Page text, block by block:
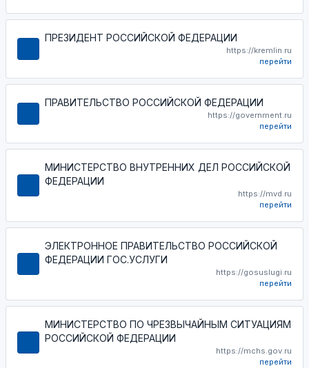
ПРЕЗИДЕНТ РОССИЙСКОЙ ФЕДЕРАЦИИ
https://kremlin.ru
перейти
ПРАВИТЕЛЬСТВО РОССИЙСКОЙ ФЕДЕРАЦИИ
https://government.ru
перейти
МИНИСТЕРСТВО ВНУТРЕННИХ ДЕЛ РОССИЙСКОЙ
ФЕДЕРАЦИИ
https://mvd.ru
перейти
ЭЛЕКТРОННОЕ ПРАВИТЕЛЬСТВО РОССИЙСКОЙ
ФЕДЕРАЦИИ ГОС.УСЛУГИ
https://gosuslugi.ru
перейти
МИНИСТЕРСТВО ПО ЧРЕЗВЫЧАЙНЫМ СИТУАЦИЯМ
РОССИЙСКОЙ ФЕДЕРАЦИИ
https://mchs.gov.ru
перейти